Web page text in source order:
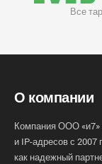
Все
О компании
Компания ООО «и7»
и IP-адресов с
как надежный